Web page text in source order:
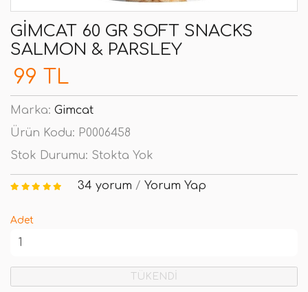
GIMCAT 60 GR SOFT SNACKS
SALMON & PARSLEY
99 TL
Marka: Gimcat
Ürün Kodu: P0006458
Stok Durumu: Stokta Yok
34 yorum / Yorum Yap
Adet
TÜKENDİ